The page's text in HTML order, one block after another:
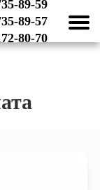
89-59
89-57
80-70